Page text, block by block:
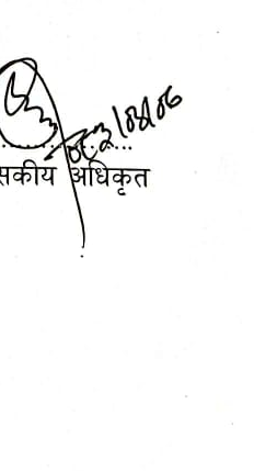
सामाजिक सुरक्षा